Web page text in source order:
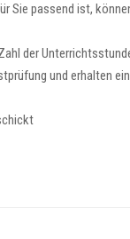
Sie passend ist,
der
und erhalten